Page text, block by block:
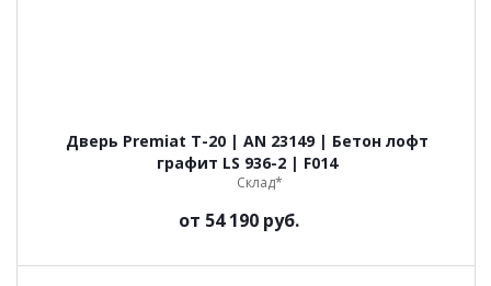
Дверь Premiat Т-20 | AN 23149 | Бетон лофт
графит LS 936-2 | F014
Склад*
от 54 190 руб.